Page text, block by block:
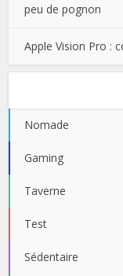
peu de pognon
Apple Vision Pro :
Nomade
Gaming
Taverne
Test
Sédentaire